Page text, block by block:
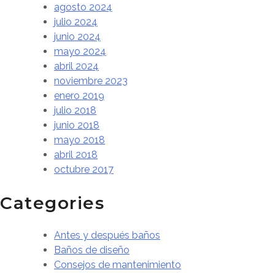
agosto 2024
julio 2024
junio 2024
mayo 2024
abril 2024
noviembre 2023
enero 2019
julio 2018
junio 2018
mayo 2018
abril 2018
octubre 2017
Categories
Antes y después baños
Baños de diseño
Consejos de mantenimiento